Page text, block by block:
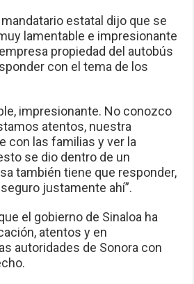
estatal dijo que se
lamentable e impresionante
propiedad del autobús
con el tema de los
impresionante. No conozco
atentos, nuestra
con las familias y ver la
se dio dentro de un
también tiene que responder,
justamente ahí”.
el gobierno de Sinaloa ha
atentos y en
autoridades de Sonora con